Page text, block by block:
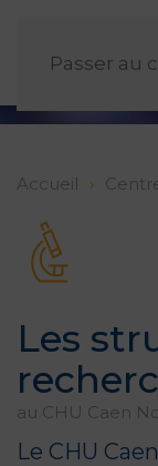
Passer au
Accueil
Les
au CHU Caen
Le CHU